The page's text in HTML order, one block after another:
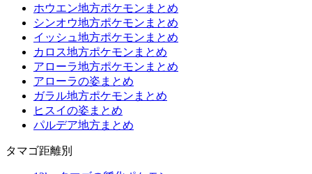
ホウエン地方ポケモンまとめ
シンオウ地方ポケモンまとめ
イッシュ地方ポケモンまとめ
カロス地方ポケモンまとめ
アローラ地方ポケモンまとめ
アローラの姿まとめ
ガラル地方ポケモンまとめ
ヒスイの姿まとめ
パルデア地方まとめ
タマゴ距離別